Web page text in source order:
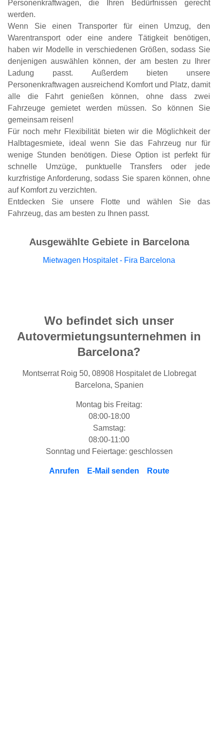
Personenkraftwagen, die Ihren Bedürfnissen gerecht
werden.
Wenn Sie einen Transporter für einen Umzug, den
Warentransport oder eine andere Tätigkeit benötigen,
haben wir Modelle in verschiedenen Größen, sodass Sie
denjenigen auswählen können, der am besten zu Ihrer
Ladung passt. Außerdem bieten unsere
Personenkraftwagen ausreichend Komfort und Platz, damit
alle die Fahrt genießen können, ohne dass zwei
Fahrzeuge gemietet werden müssen. So können Sie
gemeinsam reisen!
Für noch mehr Flexibilität bieten wir die Möglichkeit der
Halbtagesmiete, ideal wenn Sie das Fahrzeug nur für
wenige Stunden benötigen. Diese Option ist perfekt für
schnelle Umzüge, punktuelle Transfers oder jede
kurzfristige Anforderung, sodass Sie sparen können, ohne
auf Komfort zu verzichten.
Entdecken Sie unsere Flotte und wählen Sie das
Fahrzeug, das am besten zu Ihnen passt.
Ausgewählte Gebiete in Barcelona
Mietwagen Hospitalet - Fira Barcelona
Wo befindet sich unser
Autovermietungsunternehmen in
Barcelona?
Montserrat Roig 50, 08908 Hospitalet de Llobregat
Barcelona, Spanien
Montag bis Freitag:
08:00-18:00
Samstag:
08:00-11:00
Sonntag und Feiertage: geschlossen
Anrufen E-Mail senden Route